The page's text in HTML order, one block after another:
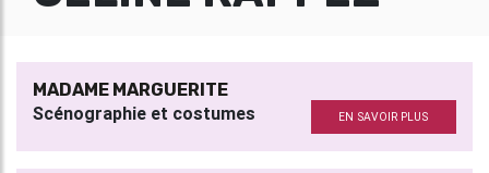
MADAME MARGUERITE
Scénographie et costumes EN SAVOIR PLUS